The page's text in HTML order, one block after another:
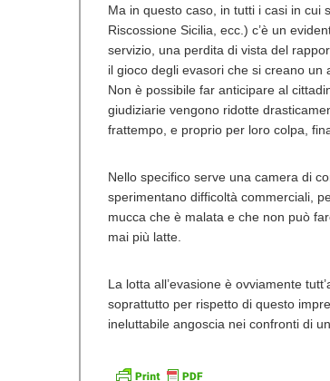
Ma in questo caso, in tutti i casi in cui
Riscossione Sicilia, ecc.) c’è un
servizio, una perdita di vista del
il gioco degli evasori che si creano un
Non è possibile far anticipare al
giudiziarie vengono ridotte
frattempo, e proprio per loro colpa,
Nello specifico serve una camera di
sperimentano difficoltà commerciali,
mucca che è malata e che non può
mai più latte.
La lotta all’evasione è ovviamente
soprattutto per rispetto di questo
ineluttabile angoscia nei confronti di